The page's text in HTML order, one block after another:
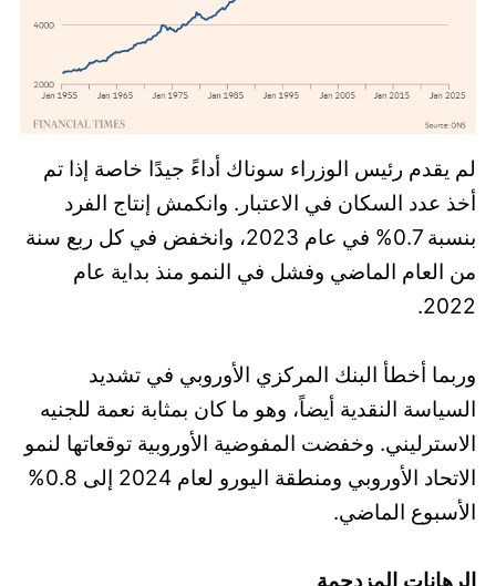
لم يقدم رئيس الوزراء سوناك أداءً جيدًا خاصة إذا تم
أخذ عدد السكان في الاعتبار. وانكمش إنتاج الفرد
بنسبة 0.7% في عام 2023، وانخفض في كل ربع سنة
من العام الماضي وفشل في النمو منذ بداية عام
2022.
وربما أخطأ البنك المركزي الأوروبي في تشديد
السياسة النقدية أيضاً، وهو ما كان بمثابة نعمة للجنيه
الاسترليني. وخفضت المفوضية الأوروبية توقعاتها لنمو
الاتحاد الأوروبي ومنطقة اليورو لعام 2024 إلى 0.8%
الأسبوع الماضي.